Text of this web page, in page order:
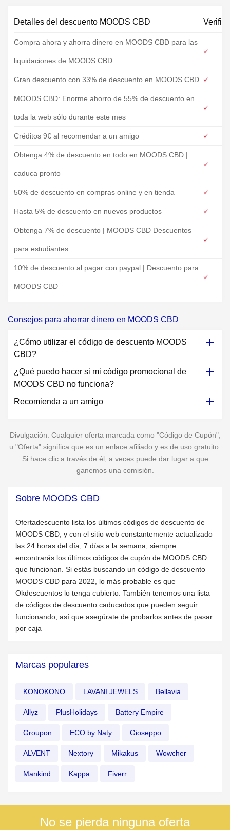
Detalles del descuento MOODS CBD
Compra ahora y ahorra dinero en MOODS CBD para las
liquidaciones de MOODS CBD
Gran descuento con 33% de descuento en MOODS CBD
MOODS CBD: Enorme ahorro de 55% de descuento en
toda la web sólo durante este mes
Créditos 9€ al recomendar a un amigo
Obtenga 4% de descuento en todo en MOODS CBD |
caduca pronto
50% de descuento en compras online y en tienda
Hasta 5% de descuento en nuevos productos
Obtenga 7% de descuento | MOODS CBD Descuentos
para estudiantes
10% de descuento al pagar con paypal | Descuento para
MOODS CBD
Consejos para ahorrar dinero en MOODS CBD
¿Cómo utilizar el código de descuento MOODS
CBD?
¿Qué puedo hacer si mi código promocional de
MOODS CBD no funciona?
Recomienda a un amigo
Divulgación: Cualquier oferta marcada como "Código de Cupón",
u "Oferta" significa que es un enlace afiliado y es de uso gratuito.
Si hace clic a través de él, a veces puede dar lugar a que
ganemos una comisión.
Sobre MOODS CBD
Ofertadescuento lista los últimos códigos de descuento de
MOODS CBD, y con el sitio web constantemente actualizado
las 24 horas del día, 7 días a la semana, siempre
encontrarás los últimos códigos de cupón de MOODS CBD
que funcionan. Si estás buscando un código de descuento
MOODS CBD para 2022, lo más probable es que
Okdescuentos lo tenga cubierto. También tenemos una lista
de códigos de descuento caducados que pueden seguir
funcionando, así que asegúrate de probarlos antes de pasar
por caja
Marcas populares
KONOKONO LAVANI JEWELS Bellavia
Allyz PlusHolidays Battery Empire
Groupon ECO by Naty Gioseppo
ALVENT Nextory Mikakus Wowcher
Mankind Kappa Fiverr
No se pierda ninguna oferta